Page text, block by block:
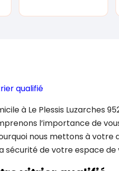
qualifié
à Le Plessis Luzarches
l’importance de
nous mettons à votre
sécurité de votre espace de